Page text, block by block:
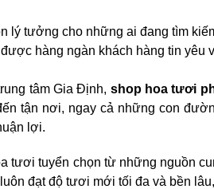
lý tưởng cho những ai đang tìm
hàng ngàn khách hàng tin yêu
tâm Gia Định, shop hoa tươi
tận nơi, ngay cả những con
lợi.
tươi tuyển chọn từ những nguồn
đạt độ tươi mới tối đa và bền